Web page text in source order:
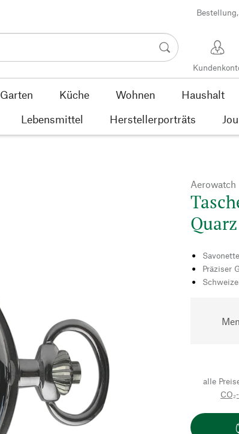
Garten Küche Wohnen Haushalt
Lebensmittel Herstellerporträts
Aerowatch
Quarz
Präziser
alle